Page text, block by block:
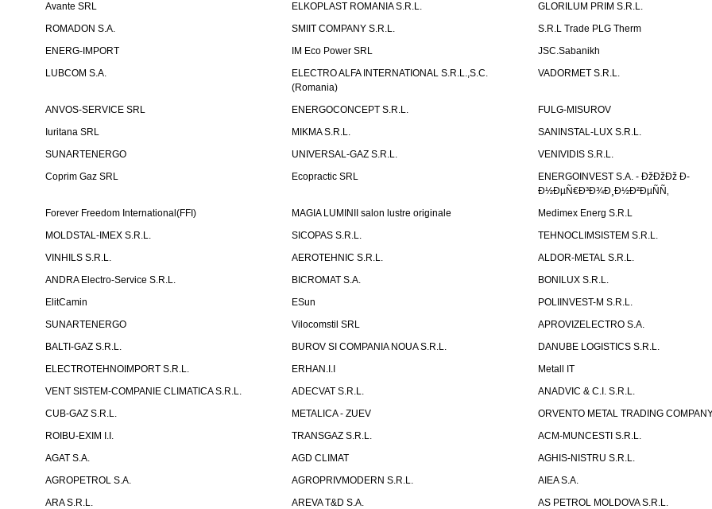
Avante SRL
ELKOPLAST ROMANIA S.R.L.
GLORILUM PRIM S.R.L.
ROMADON S.A.
SMIIT COMPANY S.R.L.
S.R.L Trade PLG Therm
ENERG-IMPORT
IM Eco Power SRL
JSC.Sabanikh
LUBCOM S.A.
ELECTRO ALFA INTERNATIONAL S.R.L.,S.C.
(Romania)
VADORMET S.R.L.
ANVOS-SERVICE SRL ENERGOCONCEPT S.R.L.
FULG-MISUROV
Iuritana SRL
MIKMA S.R.L.
SANINSTAL-LUX S.R.L.
SUNARTENERGO
UNIVERSAL-GAZ S.R.L.
VENIVIDIS S.R.L.
Coprim Gaz SRL
Ecopractic SRL
ENERGOINVEST S.A. - ÐžÐžÐž Ð­
Ð½ÐµÑ€Ð³Ð¾Ð¸Ð½Ð²ÐµÑÑ‚
Forever Freedom International(FFI)
MAGIA LUMINII salon lustre originale
Medimex Energ S.R.L
MOLDSTAL-IMEX S.R.L.
SICOPAS S.R.L.
TEHNOCLIMSISTEM S.R.L.
VINHILS S.R.L.
AEROTEHNIC S.R.L.
ALDOR-METAL S.R.L.
ANDRA Electro-Service S.R.L.
BICROMAT S.A.
BONILUX S.R.L.
ElitCamin
ESun
POLIINVEST-M S.R.L.
SUNARTENERGO
Vilocomstil SRL
APROVIZELECTRO S.A.
BALTI-GAZ S.R.L.
BUROV SI COMPANIA NOUA S.R.L.
DANUBE LOGISTICS S.R.L.
ELECTROTEHNOIMPORT S.R.L.
ERHAN.I.I
Metall IT
VENT SISTEM-COMPANIE CLIMATICA S.R.L.
ADECVAT S.R.L.
ANADVIC & C.I. S.R.L.
CUB-GAZ S.R.L.
METALICA - ZUEV
ORVENTO METAL TRADING
ROIBU-EXIM I.I.
TRANSGAZ S.R.L.
ACM-MUNCESTI S.R.L.
AGAT S.A.
AGD CLIMAT
AGHIS-NISTRU S.R.L.
AGROPETROL S.A.
AGROPRIVMODERN S.R.L.
AIEA S.A.
ARA S.R.L.
AREVA T&D S.A.
AS PETROL MOLDOVA S.R.L.